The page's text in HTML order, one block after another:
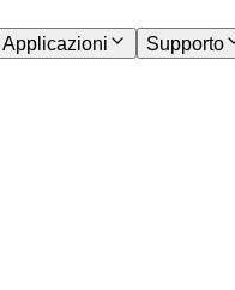
Applicazioni Supporto